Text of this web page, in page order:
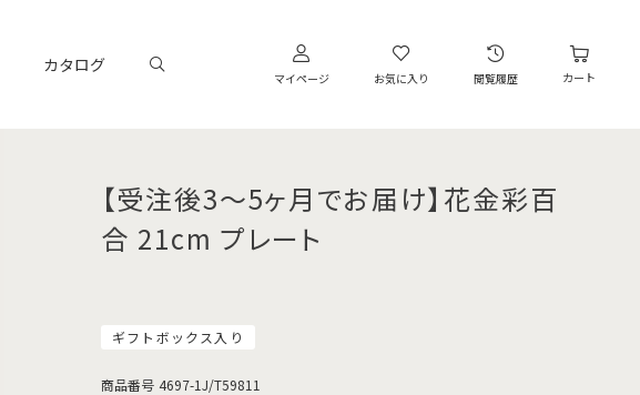
カタログ
マイページ お気に入り 閲覧履歴 カート
【受注後3～5ヶ月でお届け】花金彩百
合 21cm プレート
ギフトボックス入り
商品番号 4697-1J/T59811